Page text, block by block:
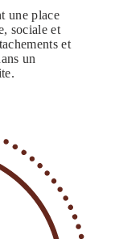
une place
sociale et
et
un